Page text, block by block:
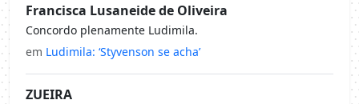
Francisca Lusaneide de Oliveira
Concordo plenamente Ludimila.
em Ludimila: ‘Styvenson se acha’
ZUEIRA